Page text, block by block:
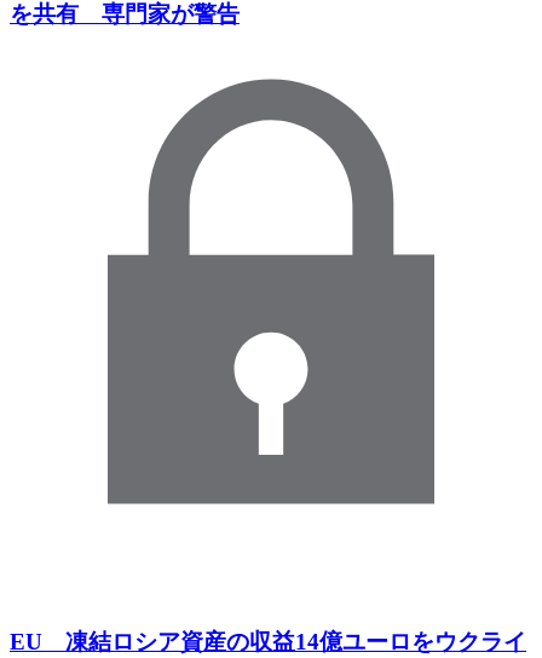
を共有 専門家が警告
EU 凍結ロシア資産の収益14億ユーロをウクライ